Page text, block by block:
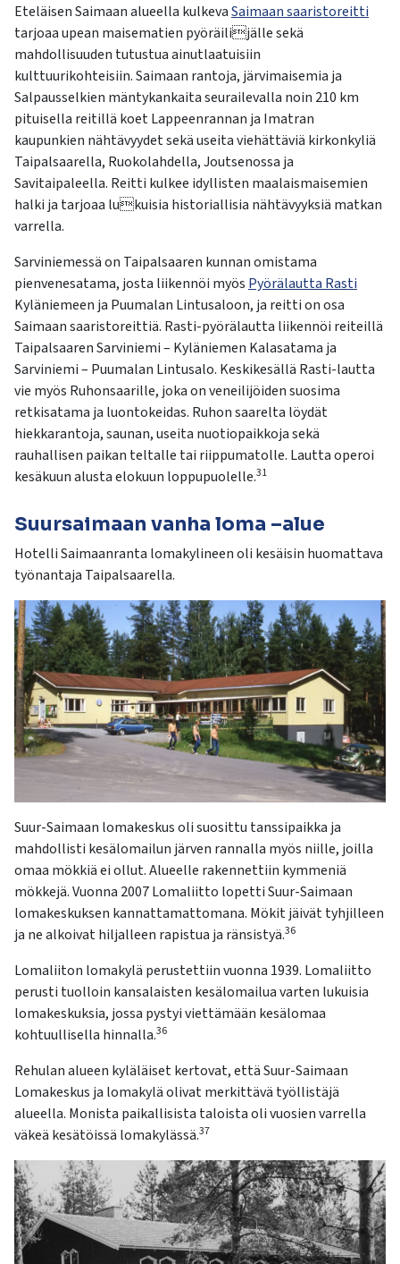
Eteläisen Saimaan alueella kulkevaSaimaan saaristoreitti
tarjoaa upean maisematien pyöräilijälle sekä
mahdollisuuden tutustua ainutlaatuisiin
kulttuurikohteisiin. Saimaan rantoja, järvimaisemia ja
Salpausselkien mäntykankaita seurailevalla noin 210 km
pituisella reitillä koet Lappeenrannan ja Imatran
kaupunkien nähtävyydet sekä useita viehättäviä kirkonkyliä
Taipalsaarella, Ruokolahdella, Joutsenossa ja
Savitaipaleella. Reitti kulkee idyllisten maalaismaisemien
halki ja tarjoaa lukuisia historiallisia nähtävyyksiä matkan
varrella.
Sarviniemessä on Taipalsaaren kunnan omistama
pienvenesatama, josta liikennöi myös Pyörälautta Rasti
Kyläniemeen ja Puumalan Lintusaloon, ja reitti on osa
Saimaan saaristoreittiä. Rasti-pyörälautta liikennöi reiteillä
Taipalsaaren Sarviniemi – Kyläniemen Kalasatama ja
Sarviniemi – Puumalan Lintusalo. Keskikesällä Rasti-lautta
vie myös Ruhonsaarille, joka on veneilijöiden suosima
retkisatama ja luontokeidas. Ruhon saarelta löydät
hiekkarantoja, saunan, useita nuotiopaikkoja sekä
rauhallisen paikan teltalle tai riippumatolle. Lautta operoi
kesäkuun alusta elokuun loppupuolelle.31
Suursaimaan vanha loma –alue
Hotelli Saimaanranta lomakylineen oli kesäisin huomattava
työnantaja Taipalsaarella.
Suur-Saimaan lomakeskus oli suosittu tanssipaikka ja
mahdollisti kesälomailun järven rannalla myös niille, joilla
omaa mökkiä ei ollut. Alueelle rakennettiin kymmeniä
mökkejä. Vuonna 2007 Lomaliitto lopetti Suur-Saimaan
lomakeskuksen kannattamattomana. Mökit jäivät tyhjilleen
ja ne alkoivat hiljalleen rapistua ja ränsistyä.36
Lomaliiton lomakylä perustettiin vuonna 1939. Lomaliitto
perusti tuolloin kansalaisten kesälomailua varten lukuisia
lomakeskuksia, jossa pystyi viettämään kesälomaa
kohtuullisella hinnalla.36
Rehulan alueen kyläläiset kertovat, että Suur-Saimaan
Lomakeskus ja lomakylä olivat merkittävä työllistäjä
alueella. Monista paikallisista taloista oli vuosien varrella
väkeä kesätöissä lomakylässä.37